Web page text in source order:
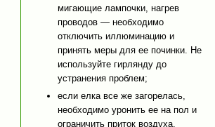
мигающие лампочки, нагрев
проводов — необходимо
отключить иллюминацию и
принять меры для ее починки. Не
используйте гирлянду до
устранения проблем;
если елка все же загорелась,
необходимо уронить ее на пол и
ограничить приток воздуха,